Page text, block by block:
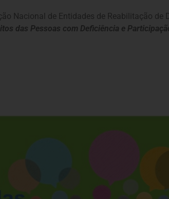
Nacional de Entidades de Reabilitação de
das Pessoas com Deficiência e